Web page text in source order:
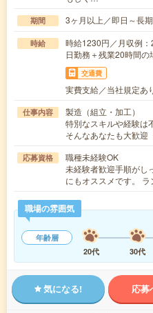
期間 3ヶ月以上／即日～長
時給
時給1230円／月収例
日勤務＋残業20時間
交通費
実費支給／当社規定あり
仕事内容
製造（組立・加工）
特別なスキルや経験は
そんなあなたも大歓
応募資格
職種未経験OK
未経験者歓迎手順がし
にもオススメです。
職場の雰囲気
年齢層
20代
30代
気になる! 応募